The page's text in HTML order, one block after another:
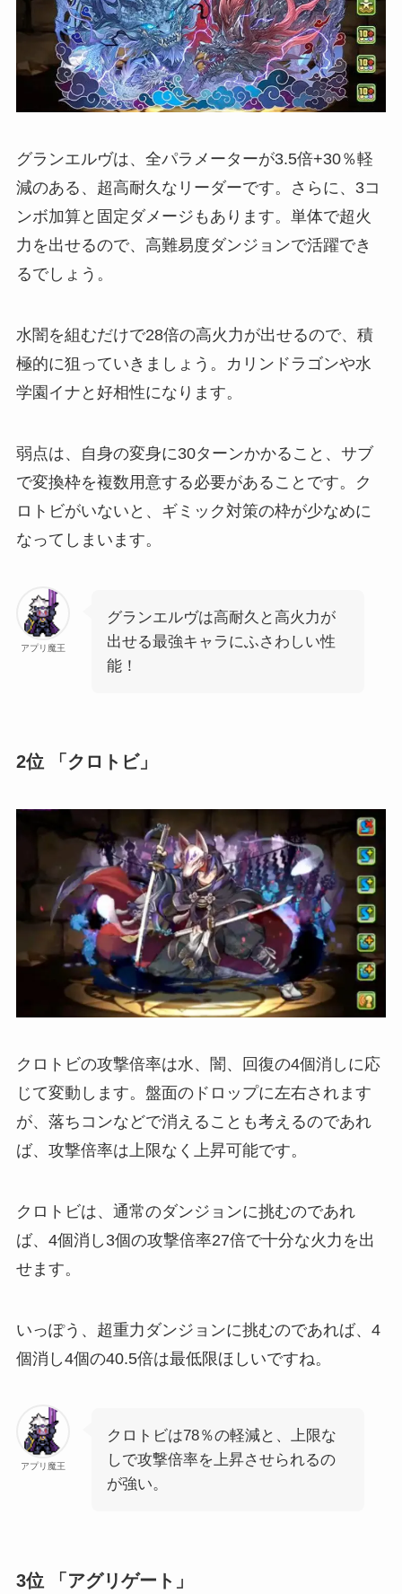
グランエルヴは、全パラメーターが3.5倍+30％軽
減のある、超高耐久なリーダーです。さらに、3コ
ンボ加算と固定ダメージもあります。単体で超火
力を出せるので、高難易度ダンジョンで活躍でき
るでしょう。
水闇を組むだけで28倍の高火力が出せるので、積
極的に狙っていきましょう。カリンドラゴンや水
学園イナと好相性になります。
弱点は、自身の変身に30ターンかかること、サブ
で変換枠を複数用意する必要があることです。ク
ロトビがいないと、ギミック対策の枠が少なめに
なってしまいます。
アプリ魔王
グランエルヴは高耐久と高火力が
出せる最強キャラにふさわしい性
能！
2位 「クロトビ」
クロトビの攻撃倍率は水、闇、回復の4個消しに応
じて変動します。盤面のドロップに左右されます
が、落ちコンなどで消えることも考えるのであれ
ば、攻撃倍率は上限なく上昇可能です。
クロトビは、通常のダンジョンに挑むのであれ
ば、4個消し3個の攻撃倍率27倍で十分な火力を出
せます。
いっぽう、超重力ダンジョンに挑むのであれば、4
個消し4個の40.5倍は最低限ほしいですね。
アプリ魔王
クロトビは78％の軽減と、上限な
しで攻撃倍率を上昇させられるの
が強い。
3位 「アグリゲート」